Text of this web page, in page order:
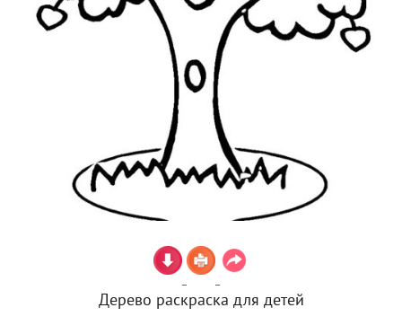
Дерево раскраска для детей